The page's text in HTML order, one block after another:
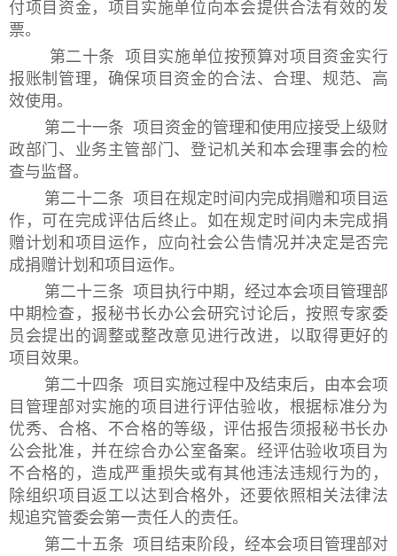
付项目资金，项目实施单位向本会提供合法有效的发
票。
第二十条 项目实施单位按预算对项目资金实行
报账制管理，确保项目资金的合法、合理、规范、高
效使用。
第二十一条 项目资金的管理和使用应接受上级财
政部门、业务主管部门、登记机关和本会理事会的检
查与监督。
第二十二条 项目在规定时间内完成捐赠和项目运
作，可在完成评估后终止。如在规定时间内未完成捐
赠计划和项目运作，应向社会公告情况并决定是否完
成捐赠计划和项目运作。
第二十三条 项目执行中期，经过本会项目管理部
中期检查，报秘书长办公会研究讨论后，按照专家委
员会提出的调整或整改意见进行改进，以取得更好的
项目效果。
第二十四条 项目实施过程中及结束后，由本会项
目管理部对实施的项目进行评估验收，根据标准分为
优秀、合格、不合格的等级，评估报告须报秘书长办
公会批准，并在综合办公室备案。经评估验收项目为
不合格的，造成严重损失或有其他违法违规行为的，
除组织项目返工以达到合格外，还要依照相关法律法
规追究管委会第一责任人的责任。
第二十五条 项目结束阶段，经本会项目管理部对